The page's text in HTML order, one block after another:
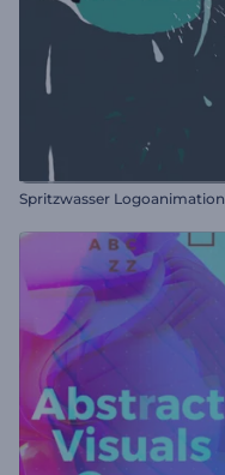
Spritzwasser Logoanimation